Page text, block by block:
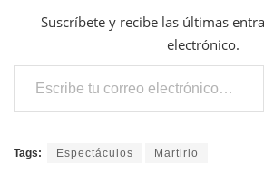
Suscríbete y recibe las últimas
electrónico.
Escribe tu correo electrónico…
Tags: Espectáculos Martirio